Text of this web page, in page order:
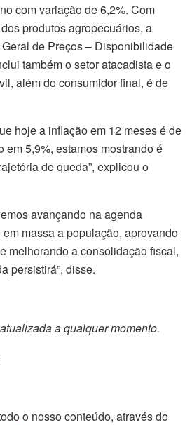
com variação de 6,2%. Com
produtos agropecuários, a
de Preços – Disponibilidade
também o setor atacadista e o
além do consumidor final, é de
hoje a inflação em 12 meses é de
em 5,9%, estamos mostrando é
de queda”, explicou o
avançando na agenda
massa a população, aprovando
melhorando a consolidação fiscal,
persistirá”, disse.
a qualquer momento.
o nosso conteúdo, através do